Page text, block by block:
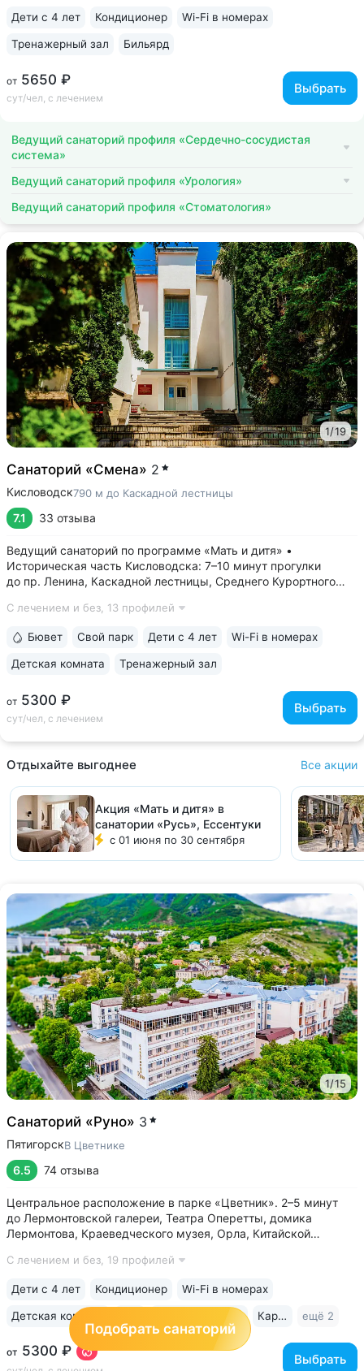
от 5650 ₽
сут/чел, с лечением
Выбрать
Дети с 4 лет Кондиционер Wi-Fi в номерах
Тренажерный зал Бильярд
Ведущий санаторий профиля «Сердечно-сосудистая
система»
Ведущий санаторий профиля «Урология»
Ведущий санаторий профиля «Стоматология»
1/19
Санаторий «Смена» 2
Кисловодск790 м до Каскадной лестницы
7.1 33 отзыва
Ведущий санаторий по программе «Мать и дитя» •
Историческая часть Кисловодска: 7–10 минут прогулки
до пр. Ленина, Каскадной лестницы, Среднего Курортного
«Ессентуки-4» и «Славяновская» (Железноводск). Бюветы
С лечением и без, 13 профилей
от 5300 ₽
сут/чел, с лечением
Выбрать
Бювет Свой парк Дети с 4 лет Wi-Fi в номерах
Детская комната Тренажерный зал
Отдыхайте выгоднее Все акции
Акция «Мать и дитя» в
санатории «Русь», Ессентуки
с 01 июня по 30 сентября
1/15
Санаторий «Руно» 3
ПятигорскВ Цветнике
6.5 74 отзыва
Центральное расположение в парке «Цветник». 2–5 минут
до Лермонтовской галереи, Театра Оперетты, домика
Лермонтова, Краеведческого музея, Орла, Китайской
«Каштан». Теплые переходы между основным и лечебным
С лечением и без, 19 профилей
от 5300 ₽
Выбрать
Дети с 4 лет Кондиционер Wi-Fi в номерах
Детская комната Сауна / хаммам Караоке ещё 2
Подобрать санаторий